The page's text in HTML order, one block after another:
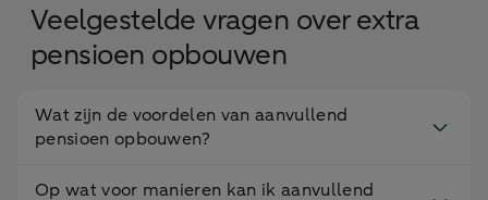
Veelgestelde vragen over extra
pensioen opbouwen
Wat zijn de voordelen van aanvullend
pensioen opbouwen?
Op wat voor manieren kan ik aanvullend